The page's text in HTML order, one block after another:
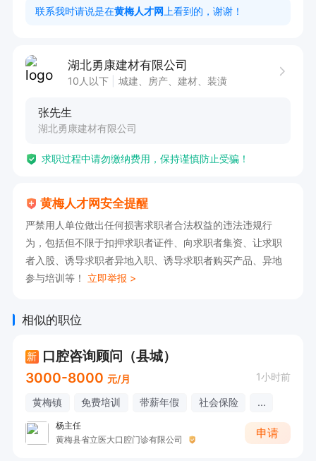
联系我时请说是在黄梅人才网 上看到的，谢谢！
湖北勇康建材有限公司
10人以下 城建、房产、建材、装潢
张先生
湖北勇康建材有限公司
求职过程中请勿缴纳费用，保持谨慎防止受骗！
黄梅人才网安全提醒
严禁用人单位做出任何损害求职者合法权益的违法违规行
为，包括但不限于扣押求职者证件、向求职者集资、让求职
者入股、诱导求职者异地入职、诱导求职者购买产品、异地
参与培训等！ 立即举报 >
相似的职位
新 口腔咨询顾问（县城）
3000-8000 元/月 1小时前
黄梅镇 免费培训 带薪年假 社会保险 ...
杨主任
黄梅县省立医大口腔门诊有限公司
申请